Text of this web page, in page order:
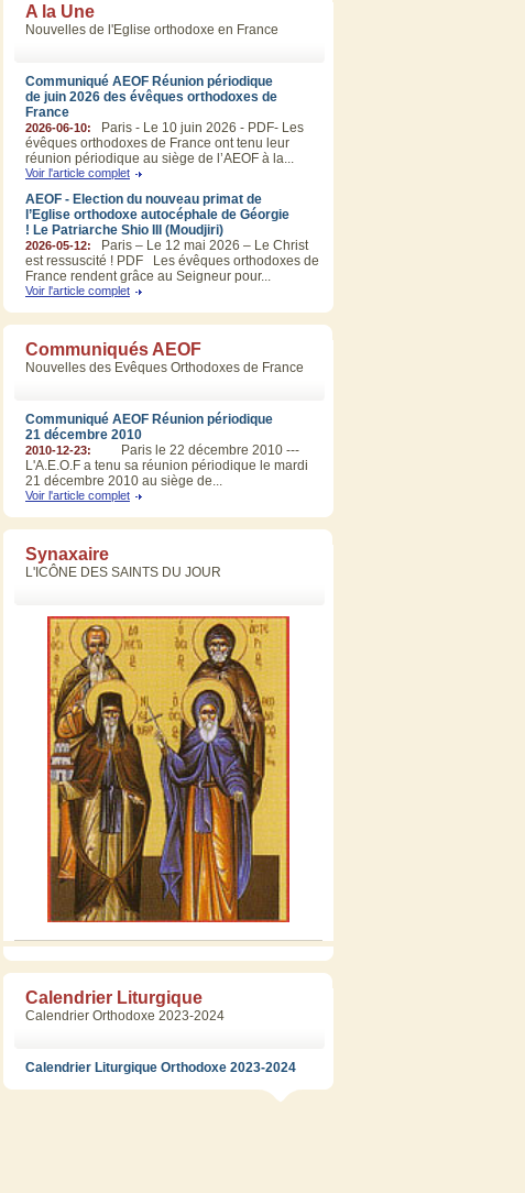
A la Une
Nouvelles de l'Eglise orthodoxe en France
Communiqué AEOF Réunion périodique
de juin 2026 des évêques orthodoxes de
France
2026-06-10:
Paris - Le 10 juin 2026 - PDF- Les
évêques orthodoxes de France ont tenu leur
réunion périodique au siège de l’AEOF à la...
Voir l'article complet
AEOF - Election du nouveau primat de
l’Eglise orthodoxe autocéphale de Géorgie
! Le Patriarche Shio III (Moudjiri)
2026-05-12:
Paris – Le 12 mai 2026 – Le Christ
est ressuscité ! PDF Les évêques orthodoxes de
France rendent grâce au Seigneur pour...
Voir l'article complet
Communiqués AEOF
Nouvelles des Evêques Orthodoxes de France
Communiqué AEOF Réunion périodique
21 décembre 2010
2010-12-23:
Paris le 22 décembre 2010 ---
L'A.E.O.F a tenu sa réunion périodique le mardi
21 décembre 2010 au siège de...
Voir l'article complet
Synaxaire
L'ICÔNE DES SAINTS DU JOUR
Calendrier Liturgique
Calendrier Orthodoxe 2023-2024
Calendrier Liturgique Orthodoxe 2023-2024